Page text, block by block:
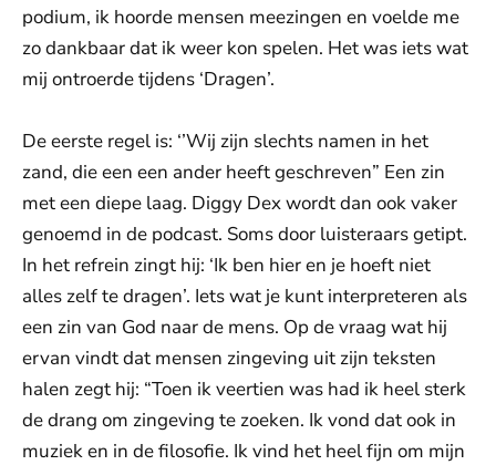
podium, ik hoorde mensen meezingen en voelde me
zo dankbaar dat ik weer kon spelen. Het was iets wat
mij ontroerde tijdens ‘Dragen’.
De eerste regel is: ‘’Wij zijn slechts namen in het
zand, die een een ander heeft geschreven” Een zin
met een diepe laag. Diggy Dex wordt dan ook vaker
genoemd in de podcast. Soms door luisteraars getipt.
In het refrein zingt hij: ‘Ik ben hier en je hoeft niet
alles zelf te dragen’. Iets wat je kunt interpreteren als
een zin van God naar de mens. Op de vraag wat hij
ervan vindt dat mensen zingeving uit zijn teksten
halen zegt hij: “Toen ik veertien was had ik heel sterk
de drang om zingeving te zoeken. Ik vond dat ook in
muziek en in de filosofie. Ik vind het heel fijn om mijn